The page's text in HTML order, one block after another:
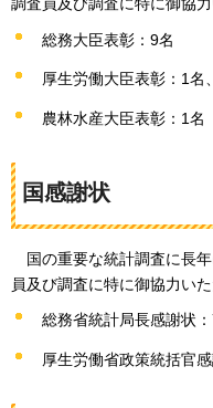
調査員及び調査に特に御協
総務大臣表彰：9名
厚生労働大臣表彰：1名
農林水産大臣表彰：1名
国感謝状
国の重要な統計調査に長
員及び調査に特に御協力い
総務省統計局長感謝状
厚生労働省政策統括官